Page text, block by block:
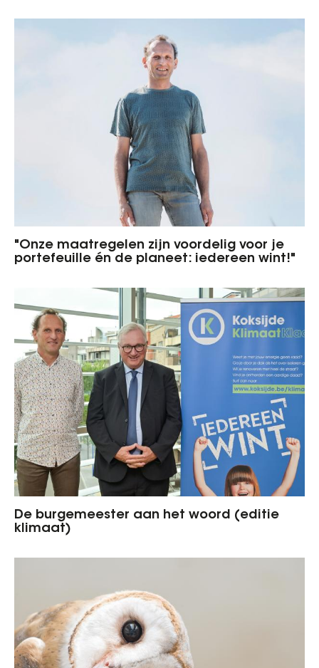
"Onze maatregelen zijn voordelig voor je
portefeuille én de planeet: iedereen wint!"
De burgemeester aan het woord (editie
klimaat)